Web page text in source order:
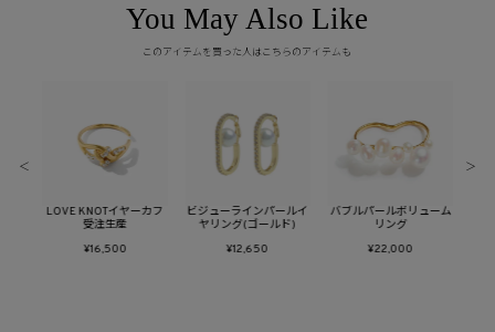
You May Also Like
このアイテムを買った人はこちらのアイテムも
LOVE KNOTイヤーカフ
受注生産
¥16,500
ビジューラインパールイ
ヤリング(ゴールド)
¥12,650
バブルパールボリューム
リング
¥22,000
＜ ＞